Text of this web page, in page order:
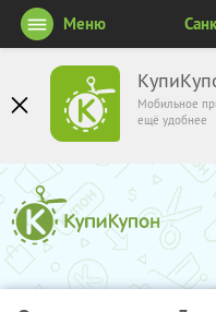
Мобильное
ещё удобнее
Меню